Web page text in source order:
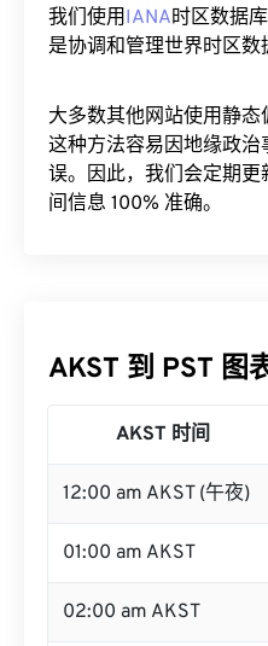
我们使用IANA时区数据
是协调和管理世界时区数
大多数其他网站使用静态
这种方法容易因地缘政
误。因此，我们会定期
间信息 100% 准确。
AKST 到 PST 图
AKST 时间
12:00 am AKST (午夜)
01:00 am AKST
02:00 am AKST